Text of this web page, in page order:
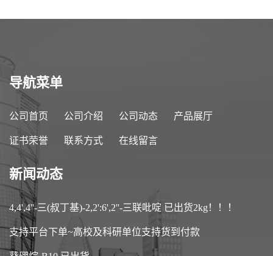
导航菜单
公司首页 公司介绍 公司动态 产品展厅
证书荣誉 联系方式 在线留言
新闻动态
4,4',4''-三(叔丁基)-2,2':6',2''-三联吡啶 已出货2kg！！！
支持平台下单~高校及科研单位支持货到付款